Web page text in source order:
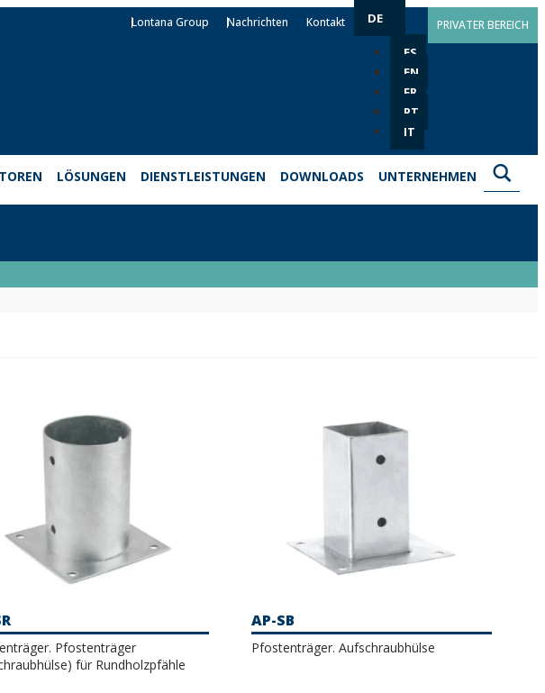
Lontana Group Nachrichten Kontakt DE
ES
EN
FR
PT
IT
PRIVATER BEREICH
LÖSUNGEN DIENSTLEISTUNGEN DOWNLOADS UNTERNEHMEN
Pfostenträger
für Rundholzpfähle
AP-SB
Pfostenträger. Aufschraubhülse